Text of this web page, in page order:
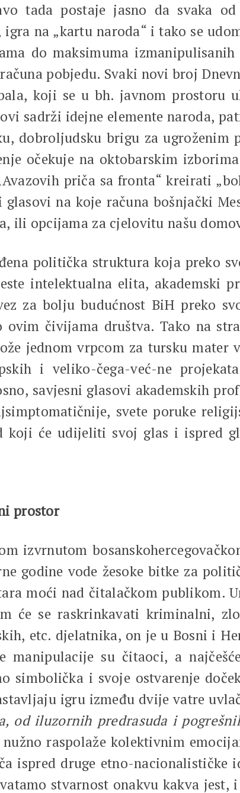
tada postaje jasno da svaka
na „kartu naroda“ i tako se
do maksimuma
pobjedu. Svaki novi broj
koji se u bh. javnom prostoru
sadrži idejne elemente naroda,
dobroljudsku brigu za ugroženim
očekuje na oktobarskim
priča sa fronta“ kreirati
na koje računa bošnjački
ili opcijama za cjelovitu našu
politička struktura koja preko
intelektualna elita, akademski
za bolju budućnost BiH preko
čivijama društva. Tako na
jednom vrpcom za tursku
i veliko-čega-već-ne
savjesni glasovi akademskih
svete poruke
koji će udijeliti svoj glas i ispred
prostor
izvrnutom
godine vode žesoke bitke za
moći nad čitalačkom publikom.
će se raskrinkavati kriminalni,
etc. djelatnika, on je u Bosni i
manipulacije su čitaoci, a
simbolička i svoje ostvarenje
igru između dvije vatre
od iluzornih predrasuda i
raspolaže kolektivnim
ispred druge etno-nacionalističke
stvarnost onakvu kakva